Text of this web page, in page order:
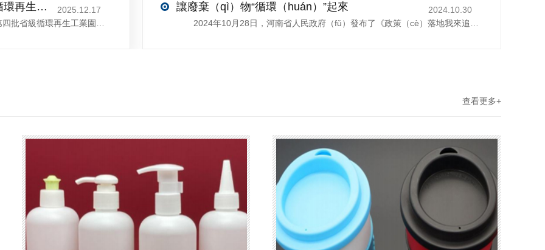
喜訊！鄢陵縣首家園區（qū）獲評省級循環再生工業園
2025.12.17
讓廢棄（qì）物“循環（huán）”起來
2024.10.30
查看更多+